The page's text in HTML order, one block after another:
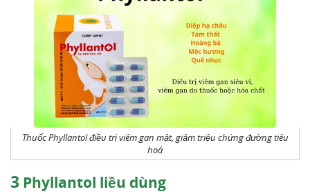
Thuốc Phyllantol điều trị viêm gan mật, giảm triệu chứng đường tiêu
hoá
3 Phyllantol liều dùng